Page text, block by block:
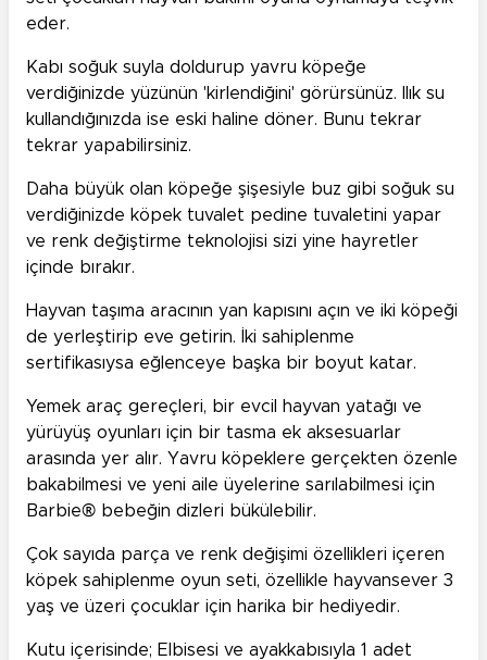
eder.
Kabı soğuk suyla doldurup yavru köpeğe
verdiğinizde yüzünün 'kirlendiğini' görürsünüz. Ilık su
kullandığınızda ise eski haline döner. Bunu tekrar
tekrar yapabilirsiniz.
Daha büyük olan köpeğe şişesiyle buz gibi soğuk su
verdiğinizde köpek tuvalet pedine tuvaletini yapar
ve renk değiştirme teknolojisi sizi yine hayretler
içinde bırakır.
Hayvan taşıma aracının yan kapısını açın ve iki köpeği
de yerleştirip eve getirin. İki sahiplenme
sertifikasıysa eğlenceye başka bir boyut katar.
Yemek araç gereçleri, bir evcil hayvan yatağı ve
yürüyüş oyunları için bir tasma ek aksesuarlar
arasında yer alır. Yavru köpeklere gerçekten özenle
bakabilmesi ve yeni aile üyelerine sarılabilmesi için
Barbie® bebeğin dizleri bükülebilir.
Çok sayıda parça ve renk değişimi özellikleri içeren
köpek sahiplenme oyun seti, özellikle hayvansever 3
yaş ve üzeri çocuklar için harika bir hediyedir.
Kutu içerisinde; Elbisesi ve ayakkabısıyla 1 adet